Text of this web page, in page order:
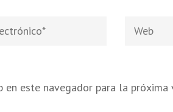
Web
este navegador para la próxima